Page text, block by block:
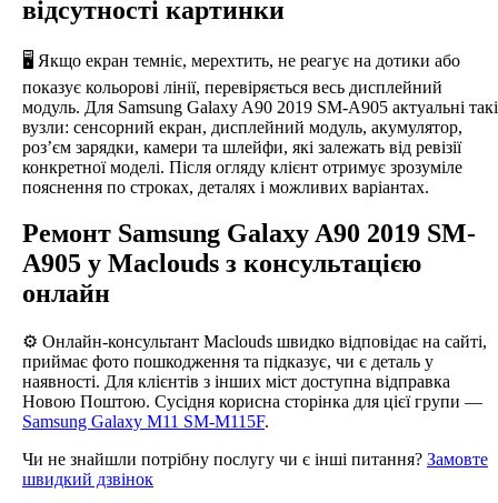
відсутності картинки
🖥️ Якщо екран темніє, мерехтить, не реагує на дотики або
показує кольорові лінії, перевіряється весь дисплейний
модуль. Для Samsung Galaxy A90 2019 SM-A905 актуальні такі
вузли: сенсорний екран, дисплейний модуль, акумулятор,
роз’єм зарядки, камери та шлейфи, які залежать від ревізії
конкретної моделі. Після огляду клієнт отримує зрозуміле
пояснення по строках, деталях і можливих варіантах.
Ремонт Samsung Galaxy A90 2019 SM-
A905 у Maclouds з консультацією
онлайн
⚙️ Онлайн-консультант Maclouds швидко відповідає на сайті,
приймає фото пошкодження та підказує, чи є деталь у
наявності. Для клієнтів з інших міст доступна відправка
Новою Поштою. Сусідня корисна сторінка для цієї групи —
Samsung Galaxy M11 SM-M115F.
Чи не знайшли потрібну послугу чи є інші питання? Замовте
швидкий дзвінок